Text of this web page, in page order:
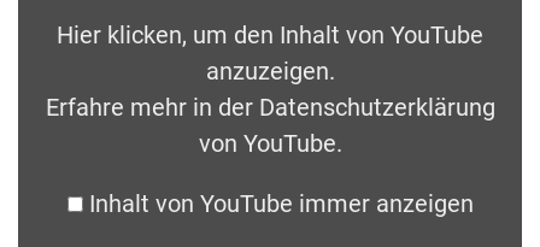
Hier klicken, um den Inhalt von YouTube
anzuzeigen.
Erfahre mehr in der Datenschutzerklärung
von YouTube.
Inhalt von YouTube immer anzeigen